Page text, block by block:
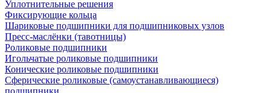
Уплотнительные решения
Фиксирующие кольца
Шариковые подшипники для подшипниковых узлов
Пресс-маслёнки (тавотницы)
Роликовые подшипники
Игольчатые роликовые подшипники
Конические роликовые подшипники
Сферические роликовые (самоустанавливающиеся)
подшипники